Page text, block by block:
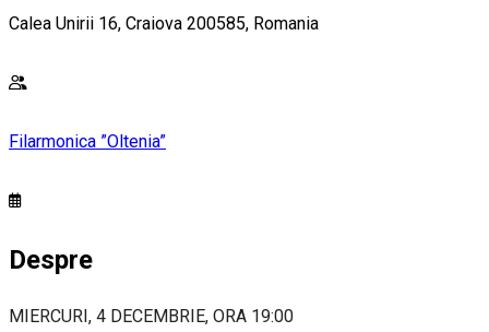
Calea Unirii 16, Craiova 200585, Romania
Filarmonica ”Oltenia”
Despre
MIERCURI, 4 DECEMBRIE, ORA 19:00